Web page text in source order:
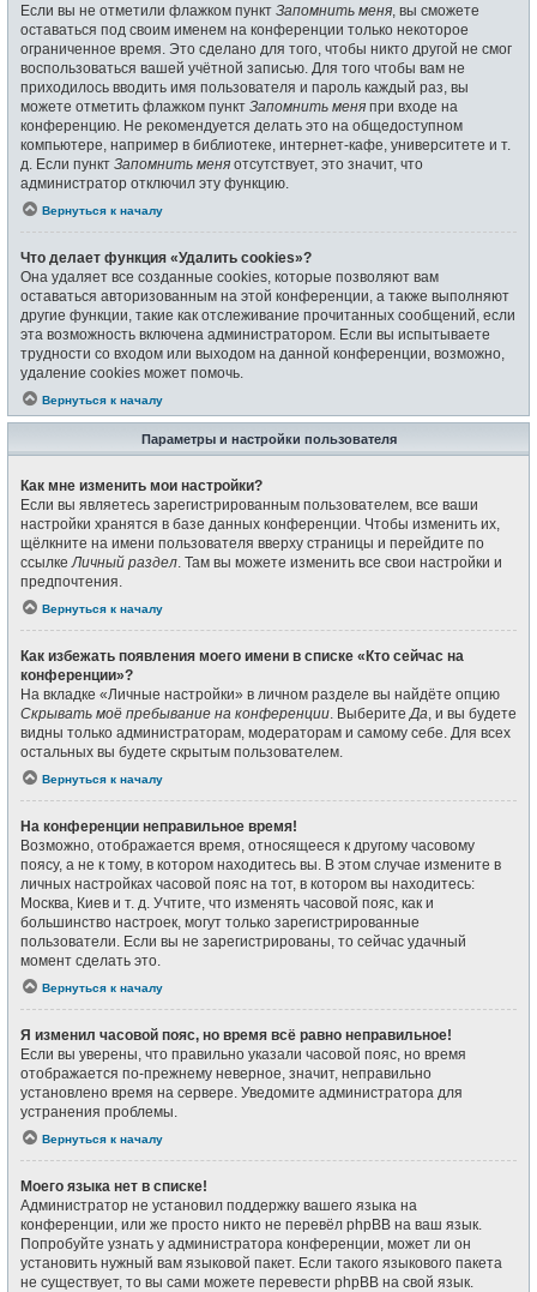
Если вы не отметили флажком пункт Запомнить меня , вы сможете
оставаться под своим именем на конференции только некоторое
ограниченное время. Это сделано для того, чтобы никто другой не смог
воспользоваться вашей учётной записью. Для того чтобы вам не
приходилось вводить имя пользователя и пароль каждый раз, вы
можете отметить флажком пункт Запомнить меня при входе на
конференцию. Не рекомендуется делать это на общедоступном
компьютере, например в библиотеке, интернет-кафе, университете и т.
д. Если пункт Запомнить меня отсутствует, это значит, что
администратор отключил эту функцию.
Вернуться к началу
Что делает функция «Удалить cookies»?
Она удаляет все созданные cookies, которые позволяют вам
оставаться авторизованным на этой конференции, а также выполняют
другие функции, такие как отслеживание прочитанных сообщений, если
эта возможность включена администратором. Если вы испытываете
трудности со входом или выходом на данной конференции, возможно,
удаление cookies может помочь.
Вернуться к началу
Параметры и настройки пользователя
Как мне изменить мои настройки?
Если вы являетесь зарегистрированным пользователем, все ваши
настройки хранятся в базе данных конференции. Чтобы изменить их,
щёлкните на имени пользователя вверху страницы и перейдите по
ссылкеЛичный раздел. Там вы можете изменить все свои настройки и
предпочтения.
Вернуться к началу
Как избежать появления моего имени в списке «Кто сейчас на
конференции»?
На вкладке «Личные настройки» в личном разделе вы найдёте опцию
Скрывать моё пребывание на конференции. ВыберитеДа, и вы будете
видны только администраторам, модераторам и самому себе. Для всех
остальных вы будете скрытым пользователем.
Вернуться к началу
На конференции неправильное время!
Возможно, отображается время, относящееся к другому часовому
поясу, а не к тому, в котором находитесь вы. В этом случае измените в
личных настройках часовой пояс на тот, в котором вы находитесь:
Москва, Киев и т. д. Учтите, что изменять часовой пояс, как и
большинство настроек, могут только зарегистрированные
пользователи. Если вы не зарегистрированы, то сейчас удачный
момент сделать это.
Вернуться к началу
Я изменил часовой пояс, но время всё равно неправильное!
Если вы уверены, что правильно указали часовой пояс, но время
отображается по-прежнему неверное, значит, неправильно
установлено время на сервере. Уведомите администратора для
устранения проблемы.
Вернуться к началу
Моего языка нет в списке!
Администратор не установил поддержку вашего языка на
конференции, или же просто никто не перевёл phpBB на ваш язык.
Попробуйте узнать у администратора конференции, может ли он
установить нужный вам языковой пакет. Если такого языкового пакета
не существует, то вы сами можете перевести phpBB на свой язык.